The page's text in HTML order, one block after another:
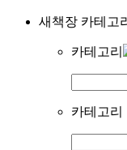
새책장 카테고
카테고리
카테고리